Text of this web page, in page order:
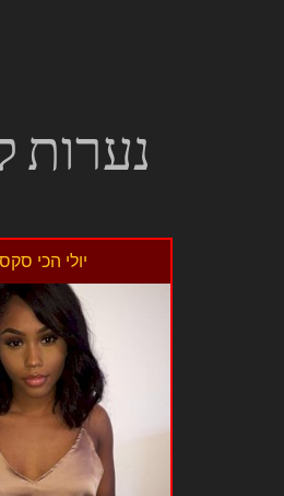
נערות
יולי הכי